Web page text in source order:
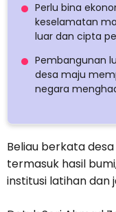
Perlu bina
keselamatan
luar dan cipta
Pembangunan
desa maju
negara
Beliau berkata
termasuk hasil
institusi latihan dan